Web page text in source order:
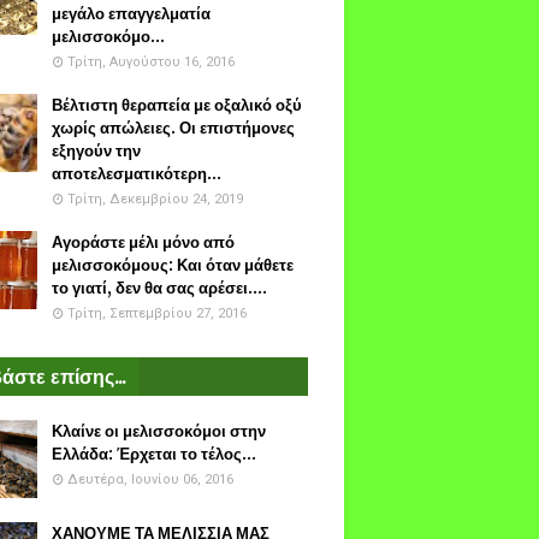
μεγάλο επαγγελματία
μελισσοκόμο...
Τρίτη, Αυγούστου 16, 2016
Βέλτιστη θεραπεία με οξαλικό οξύ
χωρίς απώλειες. Οι επιστήμονες
εξηγούν την
αποτελεσματικότερη...
Τρίτη, Δεκεμβρίου 24, 2019
Αγοράστε μέλι μόνο από
μελισσοκόμους: Και όταν μάθετε
το γιατί, δεν θα σας αρέσει....
Τρίτη, Σεπτεμβρίου 27, 2016
επίσης...
Κλαίνε οι μελισσοκόμοι στην
Ελλάδα: Έρχεται το τέλος...
Δευτέρα, Ιουνίου 06, 2016
ΧΑΝΟΥΜΕ ΤΑ ΜΕΛΙΣΣΙΑ ΜΑΣ